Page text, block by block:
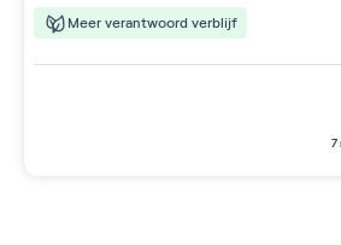
Meer verantwoord verblijf
7